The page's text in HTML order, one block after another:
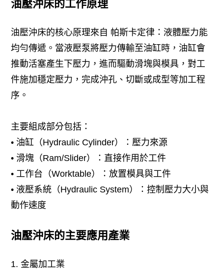
油壓沖床的工作原理
油壓沖床的核心原理來自 帕斯卡定律：液體壓力能
均勻傳遞。當液壓泵將壓力傳輸至油缸時，油缸會
推動活塞產生下壓力，進而驅動滑塊與模具，對工
件施加穩定壓力，完成沖孔、切斷或成型等加工程
序。
主要組成部分包括：
• 油缸（Hydraulic Cylinder）：壓力來源
• 滑塊（Ram/Slider）：直接作用於工件
• 工作台（Worktable）：放置模具與工件
• 液壓系統（Hydraulic System）：控制壓力大小與
動作速度
油壓沖床的主要應用產業
1. 金屬加工業